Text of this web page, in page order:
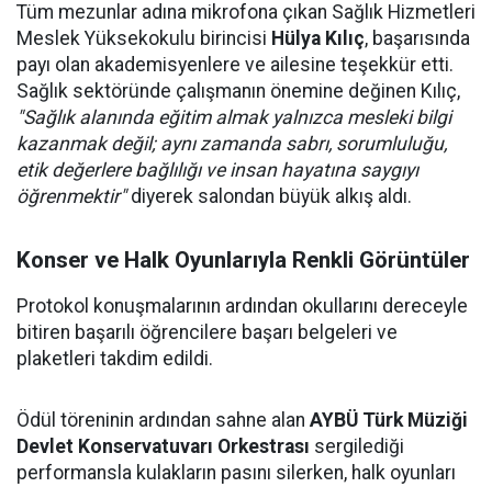
Tüm mezunlar adına mikrofona çıkan Sağlık Hizmetleri
Meslek Yüksekokulu birincisi Hülya Kılıç, başarısında
payı olan akademisyenlere ve ailesine teşekkür etti.
Sağlık sektöründe çalışmanın önemine değinen Kılıç,
"Sağlık alanında eğitim almak yalnızca mesleki bilgi
kazanmak değil; aynı zamanda sabrı, sorumluluğu,
etik değerlere bağlılığı ve insan hayatına saygıyı
öğrenmektir"diyerek salondan büyük alkış aldı.
Konser ve Halk Oyunlarıyla Renkli Görüntüler
Protokol konuşmalarının ardından okullarını dereceyle
bitiren başarılı öğrencilere başarı belgeleri ve
plaketleri takdim edildi.
Ödül töreninin ardından sahne alan AYBÜ Türk Müziği
Devlet Konservatuvarı Orkestrası sergilediği
performansla kulakların pasını silerken, halk oyunları